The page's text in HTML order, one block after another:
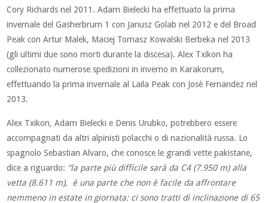
Cory Richards nel 2011. Adam Bielecki ha effettuato la prima
invernale del Gasherbrum 1 con Janusz Golab nel 2012 e del Broad
Peak con Artur Malek, Maciej Tomasz Kowalski Berbeka nel 2013
(gli ultimi due sono morti durante la discesa). Alex Txikon ha
collezionato numerose spedizioni in inverno in Karakorum,
effettuando la prima invernale al Laila Peak con Josè Fernandez nel
2013.
Alex Txikon, Adam Bielecki e Denis Urubko, potrebbero essere
accompagnati da altri alpinisti polacchi o di nazionalità russa. Lo
spagnolo Sebastian Alvaro, che conosce le grandi vette pakistane,
dice a riguardo: “la parte più difficile sarà da C4 (7.950 m) alla
vetta (8.611 m), è una parte che non è facile da affrontare
nemmeno in estate in giornata: ci sono tratti di inclinazione di 65